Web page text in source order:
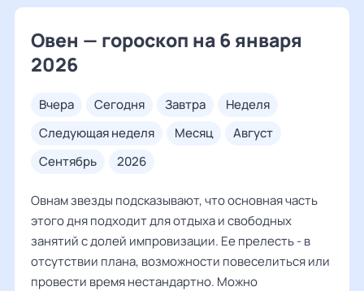
Овен — гороскоп на 6 января
2026
вчера сегодня завтра
неделя
следующая неделя
месяц
август
сентябрь
2026
Овнам звезды подсказывают, что основная часть
этого дня подходит для отдыха и свободных
занятий с долей импровизации. Ее прелесть - в
отсутствии плана, возможности повеселиться или
провести время нестандартно. Можно